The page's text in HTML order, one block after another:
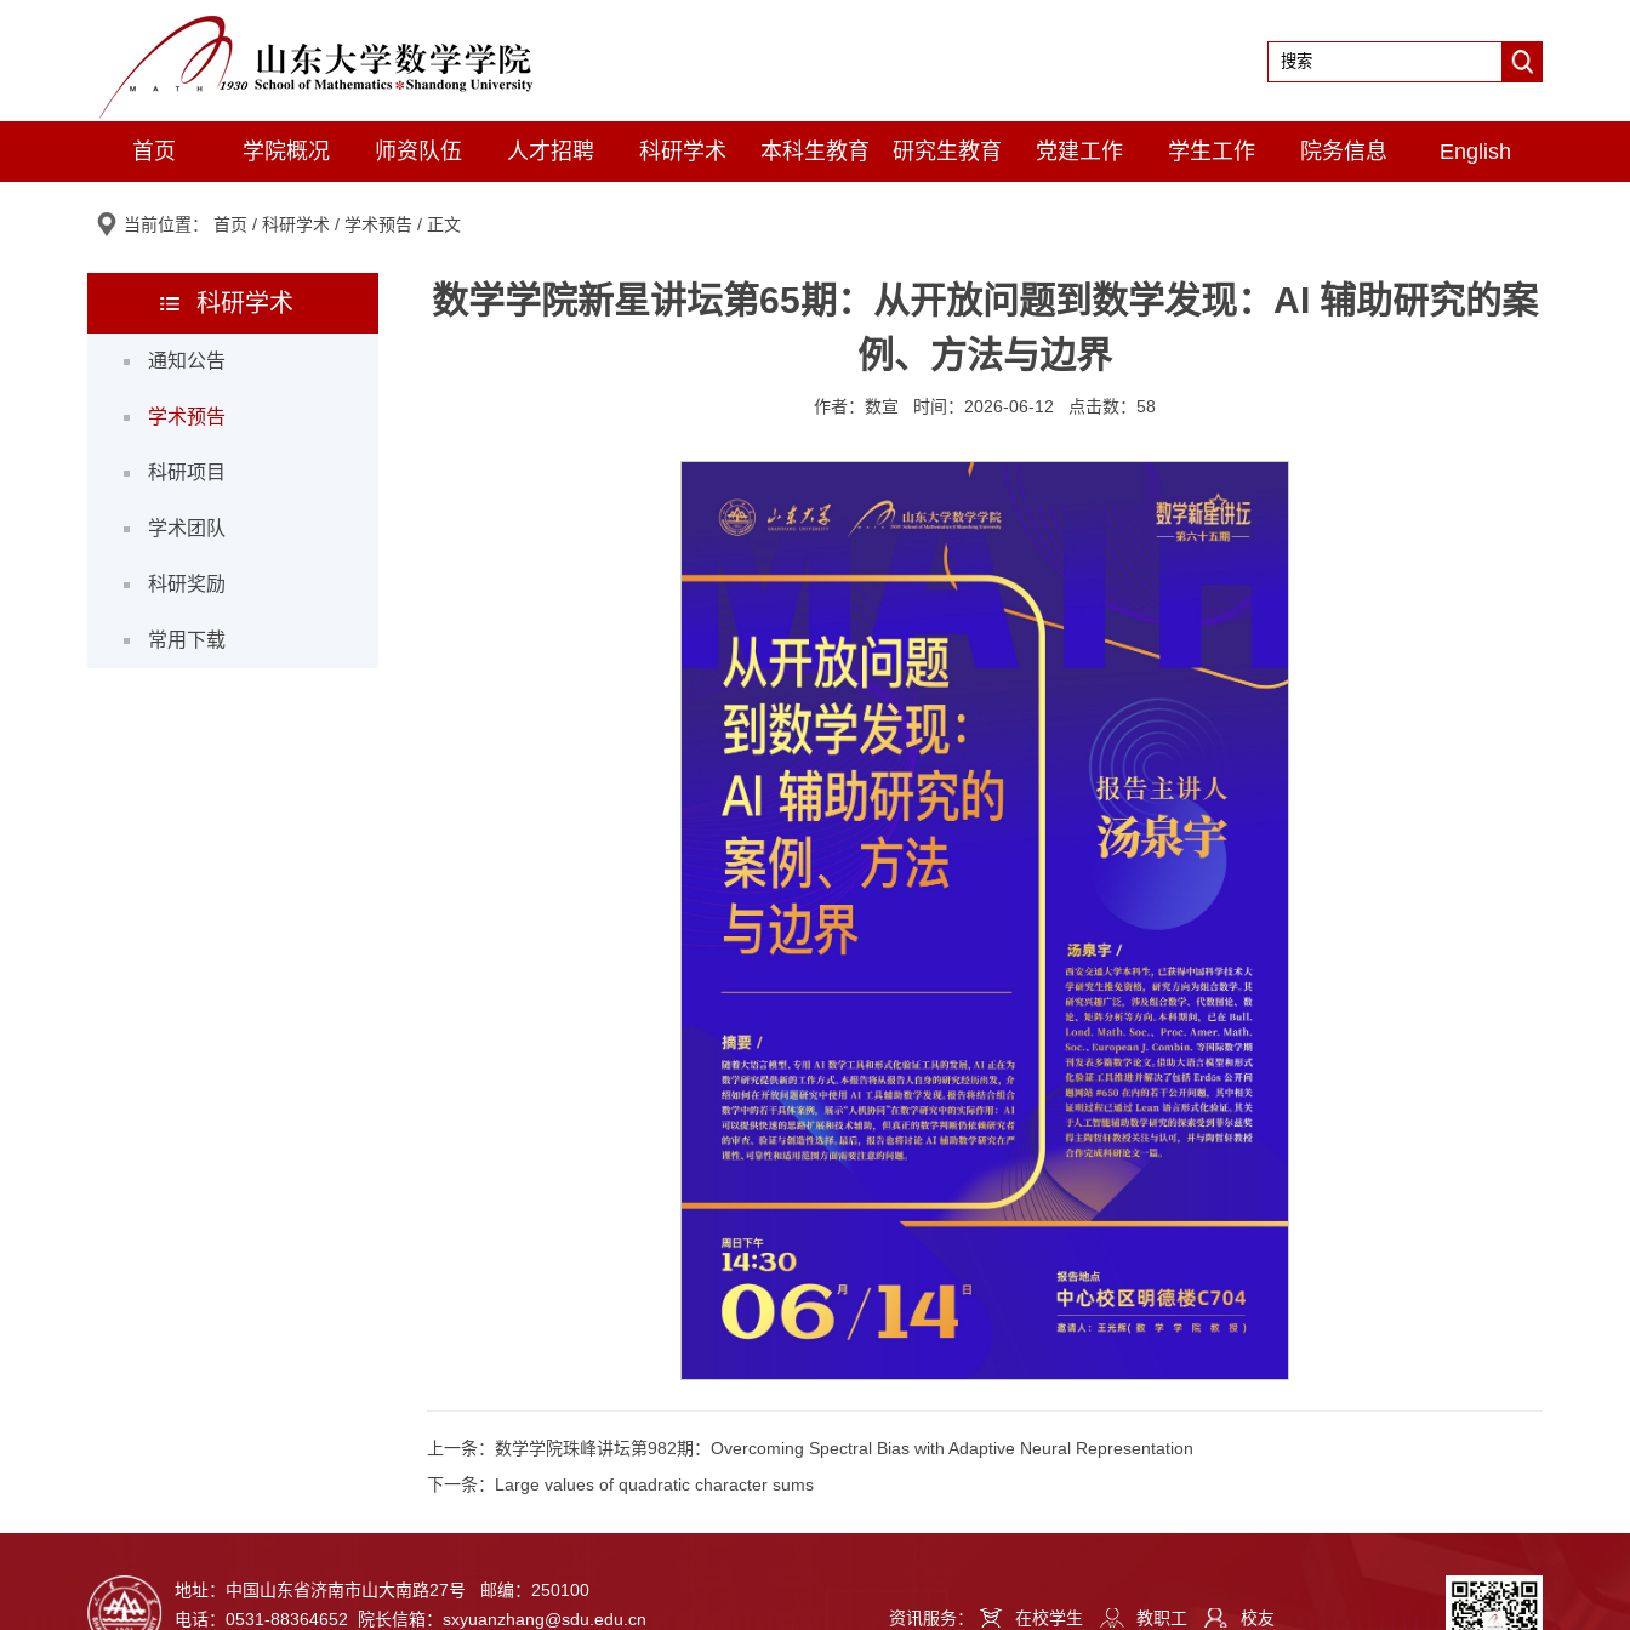
首页 学院概况 师资队伍 人才招聘 科研学术 本科生教育 研究生教育 党建工作 学生工作 院务信息 English
当前位置： 首页 / 科研学术 / 学术预告 / 正文
科研学术
通知公告
学术预告
科研项目
学术团队
科研奖励
常用下载
数学学院新星讲坛第65期：从开放问题到数学发现：AI 辅助研究的案
例、方法与边界
作者：数宣 时间：2026-06-12 点击数： 58
上一条： 数学学院珠峰讲坛第982期：Overcoming Spectral Bias with Adaptive Neural Representation
下一条： Large values of quadratic character sums
地址：中国山东省济南市山大南路27号 邮编：250100
电话：0531-88364652 院长信箱： sxyuanzhang@sdu.edu.cn 资讯服务： 在校学生 教职工 校友